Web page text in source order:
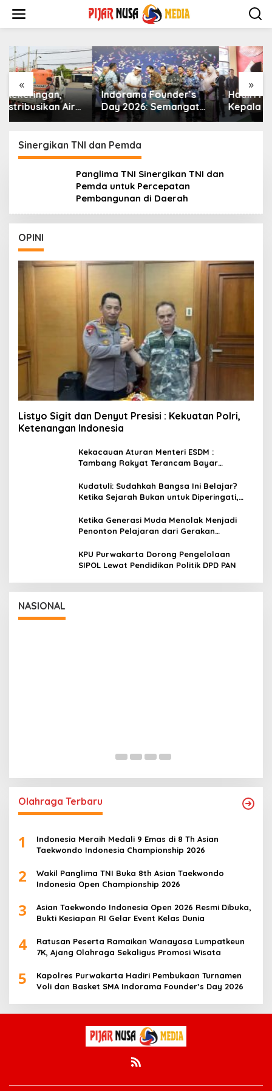
content
« »
Indorama Founder’s
Day 2026: Semangat
Kebersamaan dan
Purwakarta
Hadiri Purnabakti
Kepala SLB Negeri
Purwakarta, Polres
Sinergikan TNI dan Pemda
Panglima TNI Sinergikan TNI dan
Pemda untuk Percepatan
Pembangunan di Daerah
OPINI
Listyo Sigit dan Denyut Presisi : Kekuatan Polri,
Ketenangan Indonesia
Kekacauan Aturan Menteri ESDM :
Tambang Rakyat Terancam Bayar
Kudatuli: Sudahkah Bangsa Ini Belajar?
Ketika Sejarah Bukan untuk Diperingati,
Ketika Generasi Muda Menolak Menjadi
Penonton Pelajaran dari Gerakan
KPU Purwakarta Dorong Pengelolaan
SIPOL Lewat Pendidikan Politik DPD PAN
NASIONAL
Olahraga Terbaru
1
Indonesia Meraih Medali 9 Emas di 8 Th Asian
Taekwondo Indonesia Championship 2026
2
Wakil Panglima TNI Buka 8th Asian Taekwondo
Indonesia Open Championship 2026
3
Asian Taekwondo Indonesia Open 2026 Resmi Dibuka,
Bukti Kesiapan RI Gelar Event Kelas Dunia
4
Ratusan Peserta Ramaikan Wanayasa Lumpatkeun
7K, Ajang Olahraga Sekaligus Promosi Wisata
5
Kapolres Purwakarta Hadiri Pembukaan Turnamen
Voli dan Basket SMA Indorama Founder’s Day 2026